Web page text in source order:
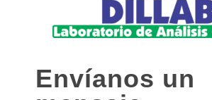
Envíanos un